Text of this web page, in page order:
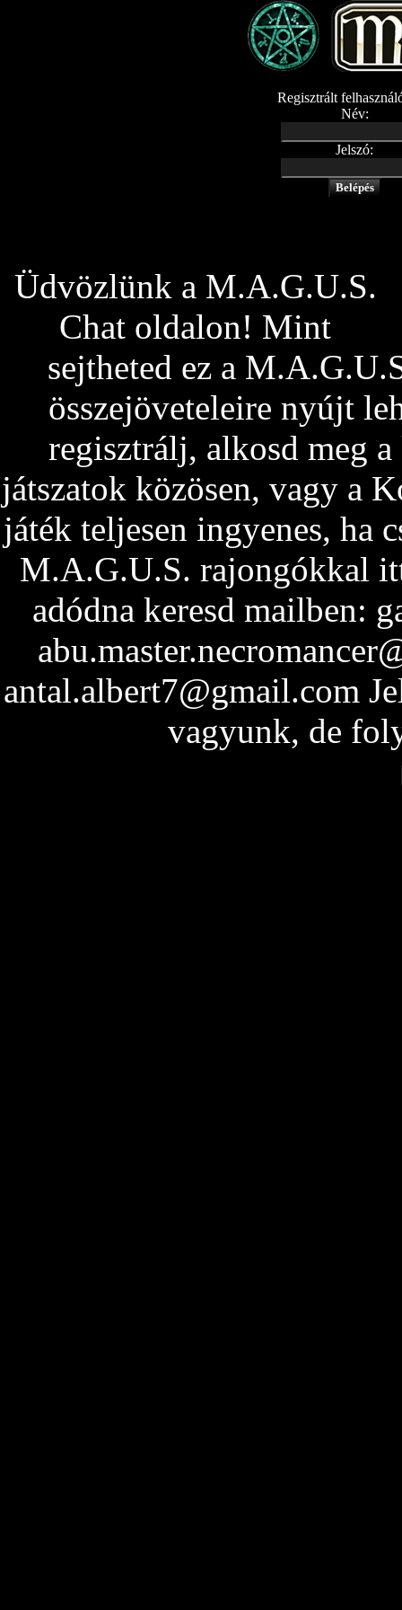
Regisztrált
Név:
Jelszó:
Belépés
Üdvözlünk a M.A.G.U.S.
Chat oldalon! Mint
sejtheted ez a
összejöveteleire nyújt
regisztrálj, alkosd meg a
játszatok közösen, vagy a
játék teljesen ingyenes, ha
M.A.G.U.S. rajongókkal
adódna keresd mailben:
antal.albert7@gmail.com
vagyunk, de